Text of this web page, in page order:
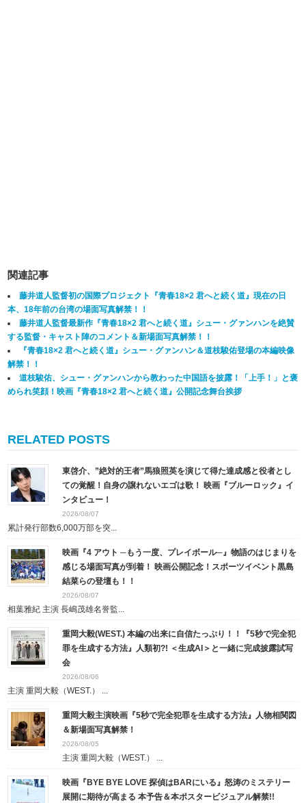
関連記事
藤井道人監督初の国際プロジェクト『青春18×2 君へと続く道』現在の日
本、18年前の台湾の場面写真解禁！！
藤井道人監督最新作『青春18×2 君へと続く道』シュー・グァンハンを絶賛
する監督・キャスト陣のコメント＆新場面写真解禁！！
『青春18×2 君へと続く道』シュー・グァンハン＆道枝駿佑登場の本編映像
解禁！！
道枝駿佑、シュー・グァンハンから教わった中国語を披露！「上手！」と褒
められ笑顔！映画『青春18×2 君へと続く道』公開記念舞台挨拶
RELATED POSTS
東啓介、”絶対的王者”馬狼照英を演じて得た達成感と役者とし
ての覚醒！自身の譲れないエゴは歌！ 映画『ブルーロック』イ
ンタビュー！
2026/08/07
累計発行部数6,000万部を突...
映画『4 アウト ─もう一度、プレイボール─』物語のはじまりを
感じる場面写真が到着！ 映画公開記念！スポーツイベント黒島
結菜らの登壇も！！
2026/08/07
相葉雅紀 主演 長嶋茂雄名誉監...
重岡大毅(WEST.) 本編の出来に自信たっぷり！！『5秒で完全犯
罪を生成する方法』人類初?! ＜生成AI＞と一緒に完成披露試写
会
2026/08/06
主演 重岡大毅（WEST.） ...
重岡大毅主演映画『5秒で完全犯罪を生成する方法』人物相関図
＆新場面写真解禁！
2026/08/05
主演 重岡大毅（WEST.） ...
映画『BYE BYE LOVE 探偵はBARにいる』怒涛のミステリー
展開に期待が高まる 本予告＆本ポスタービジュアル解禁!!